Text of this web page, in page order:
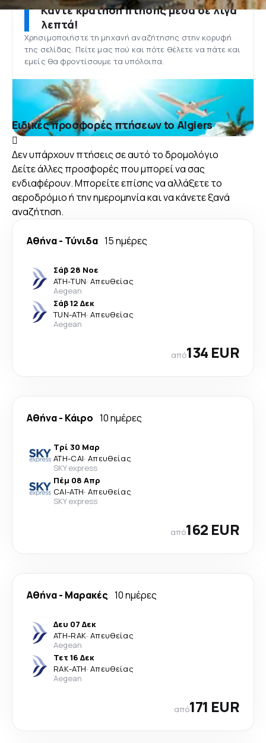
Κάντε κράτηση πτήσης μέσα σε λίγα
λεπτά!
Χρησιμοποιήστε τη μηχανή αναζήτησης στην κορυφή
της σελίδας. Πείτε μας πού και πότε θέλετε να πάτε και
εμείς θα φροντίσουμε τα υπόλοιπα.
Ειδικές προσφορές πτήσεων to Algiers
Δεν υπάρχουν πτήσεις σε αυτό το δρομολόγιο
Δείτε άλλες προσφορές που μπορεί να σας
ενδιαφέρουν. Μπορείτε επίσης να αλλάξετε το
αεροδρόμιο ή την ημερομηνία και να κάνετε ξανά
αναζήτηση.
Αθήνα- Τύνιδα 15 ημέρες
Σάβ 28 Νοε
ATH-TUN· Απευθείας
Aegean
Σάβ 12 Δεκ
TUN-ATH· Απευθείας
Aegean
από134 EUR
Αθήνα- Κάιρο 10 ημέρες
Τρί 30 Μαρ
ATH-CAI· Απευθείας
SKY express
Πέμ 08 Απρ
CAI-ATH· Απευθείας
SKY express
από162 EUR
Αθήνα- Μαρακές 10 ημέρες
Δευ 07 Δεκ
ATH-RAK· Απευθείας
Aegean
Τετ 16 Δεκ
RAK-ATH· Απευθείας
Aegean
από171 EUR